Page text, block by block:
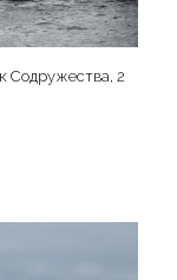
Содружества, 2